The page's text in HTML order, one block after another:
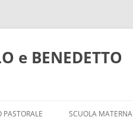
e BENEDETTO
PASTORALE SCUOLA MATERNA